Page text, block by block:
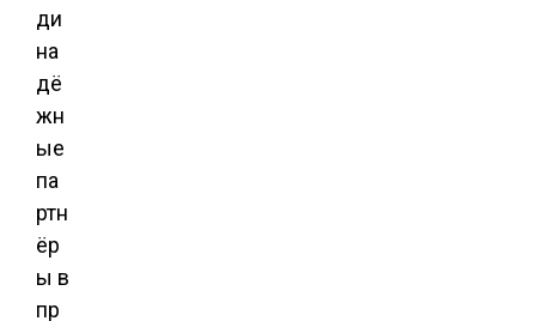
ди
на
дё
жн
ые
па
ртн
ёр
ы в
пр